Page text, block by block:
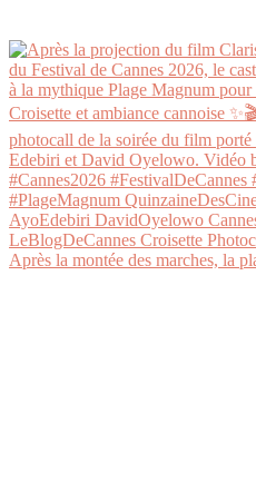
Après la montée des marches, la